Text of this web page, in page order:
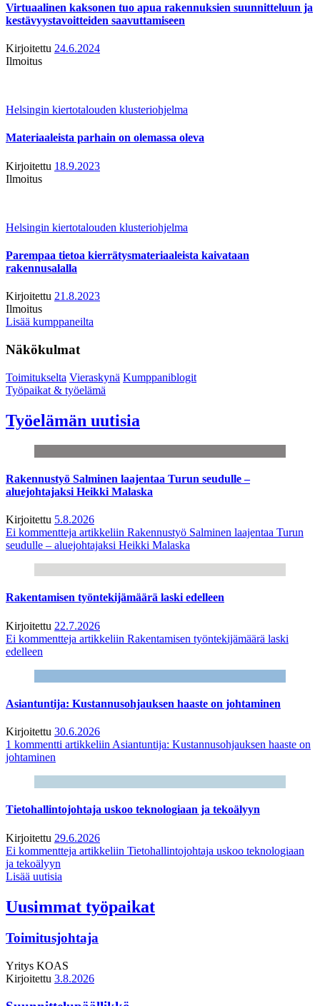
Virtuaalinen kaksonen tuo apua rakennuksien suunnitteluun ja
kestävyystavoitteiden saavuttamiseen
Kirjoitettu 24.6.2024
Ilmoitus
Helsingin kiertotalouden klusteriohjelma
Materiaaleista parhain on olemassa oleva
Kirjoitettu 18.9.2023
Ilmoitus
Helsingin kiertotalouden klusteriohjelma
Parempaa tietoa kierrätysmateriaaleista kaivataan
rakennusalalla
Kirjoitettu 21.8.2023
Ilmoitus
Lisää kumppaneilta
Näkökulmat
Toimitukselta Vieraskynä Kumppaniblogit
Työpaikat & työelämä
Työelämän uutisia
Rakennustyö Salminen laajentaa Turun seudulle –
aluejohtajaksi Heikki Malaska
Kirjoitettu 5.8.2026
Ei kommentteja artikkeliin Rakennustyö Salminen laajentaa Turun
seudulle – aluejohtajaksi Heikki Malaska
Rakentamisen työntekijämäärä laski edelleen
Kirjoitettu 22.7.2026
Ei kommentteja artikkeliin Rakentamisen työntekijämäärä laski
edelleen
Asiantuntija: Kustannusohjauksen haaste on johtaminen
Kirjoitettu 30.6.2026
1 kommentti artikkeliin Asiantuntija: Kustannusohjauksen haaste on
johtaminen
Tietohallintojohtaja uskoo teknologiaan ja tekoälyyn
Kirjoitettu 29.6.2026
Ei kommentteja artikkeliin Tietohallintojohtaja uskoo teknologiaan
ja tekoälyyn
Lisää uutisia
Uusimmat työpaikat
Toimitusjohtaja
Yritys KOAS
Kirjoitettu 3.8.2026